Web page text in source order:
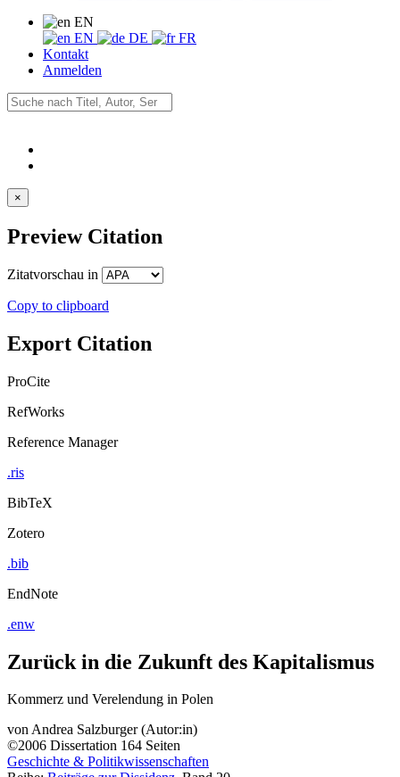
EN
EN
DE
FR
Kontakt
Anmelden
×
Preview Citation
Zitatvorschau in
Copy to clipboard
Export Citation
ProCite
RefWorks
Reference Manager
.ris
BibTeX
Zotero
.bib
EndNote
.enw
Zurück in die Zukunft des Kapitalismus
Kommerz und Verelendung in Polen
vonAndrea Salzburger (Autor:in)
©2006 Dissertation 164 Seiten
Geschichte & Politikwissenschaften